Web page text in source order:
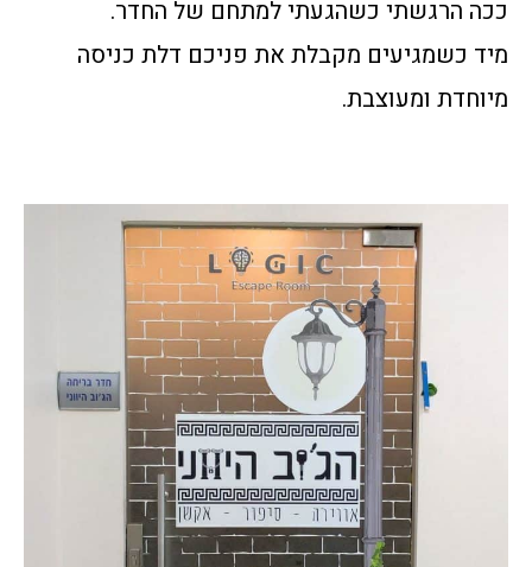
ככה הרגשתי כשהגעתי למתחם של החדר.
מיד כשמגיעים מקבלת את פניכם דלת כניסה
מיוחדת ומעוצבת.